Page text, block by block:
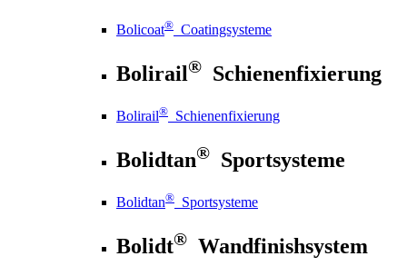
Bolicoat® Coatingsysteme
Bolirail® Schienenfixierung
Bolirail® Schienenfixierung
Bolidtan® Sportsysteme
Bolidtan® Sportsysteme
Bolidt® Wandfinishsystem